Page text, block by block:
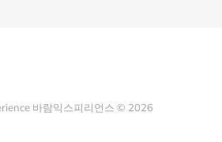
바람익스피리언스 © 2026